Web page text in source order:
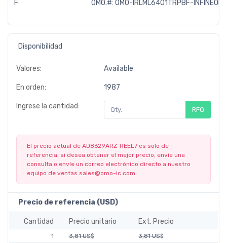
OMO.#: OMO-IRLML6401TRPBF-INFINEON-
Disponibilidad
Valores: Available
En orden: 1987
Ingrese la cantidad: RFQ
El precio actual de AD8629ARZ-REEL7 es solo de
referencia, si desea obtener el mejor precio, envíe una
consulta o envíe un correo electrónico directo a nuestro
equipo de ventas sales@omo-ic.com
Precio de referencia (USD)
Cantidad Precio unitario Ext. Precio
1 3,81 US$
3,81 US$